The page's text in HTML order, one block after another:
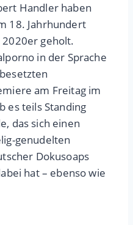
Handler haben
18. Jahrhundert
geholt.
in der Sprache
am Freitag im
es teils Standing
das sich einen
genudelten
Dokusoaps
hat – ebenso wie